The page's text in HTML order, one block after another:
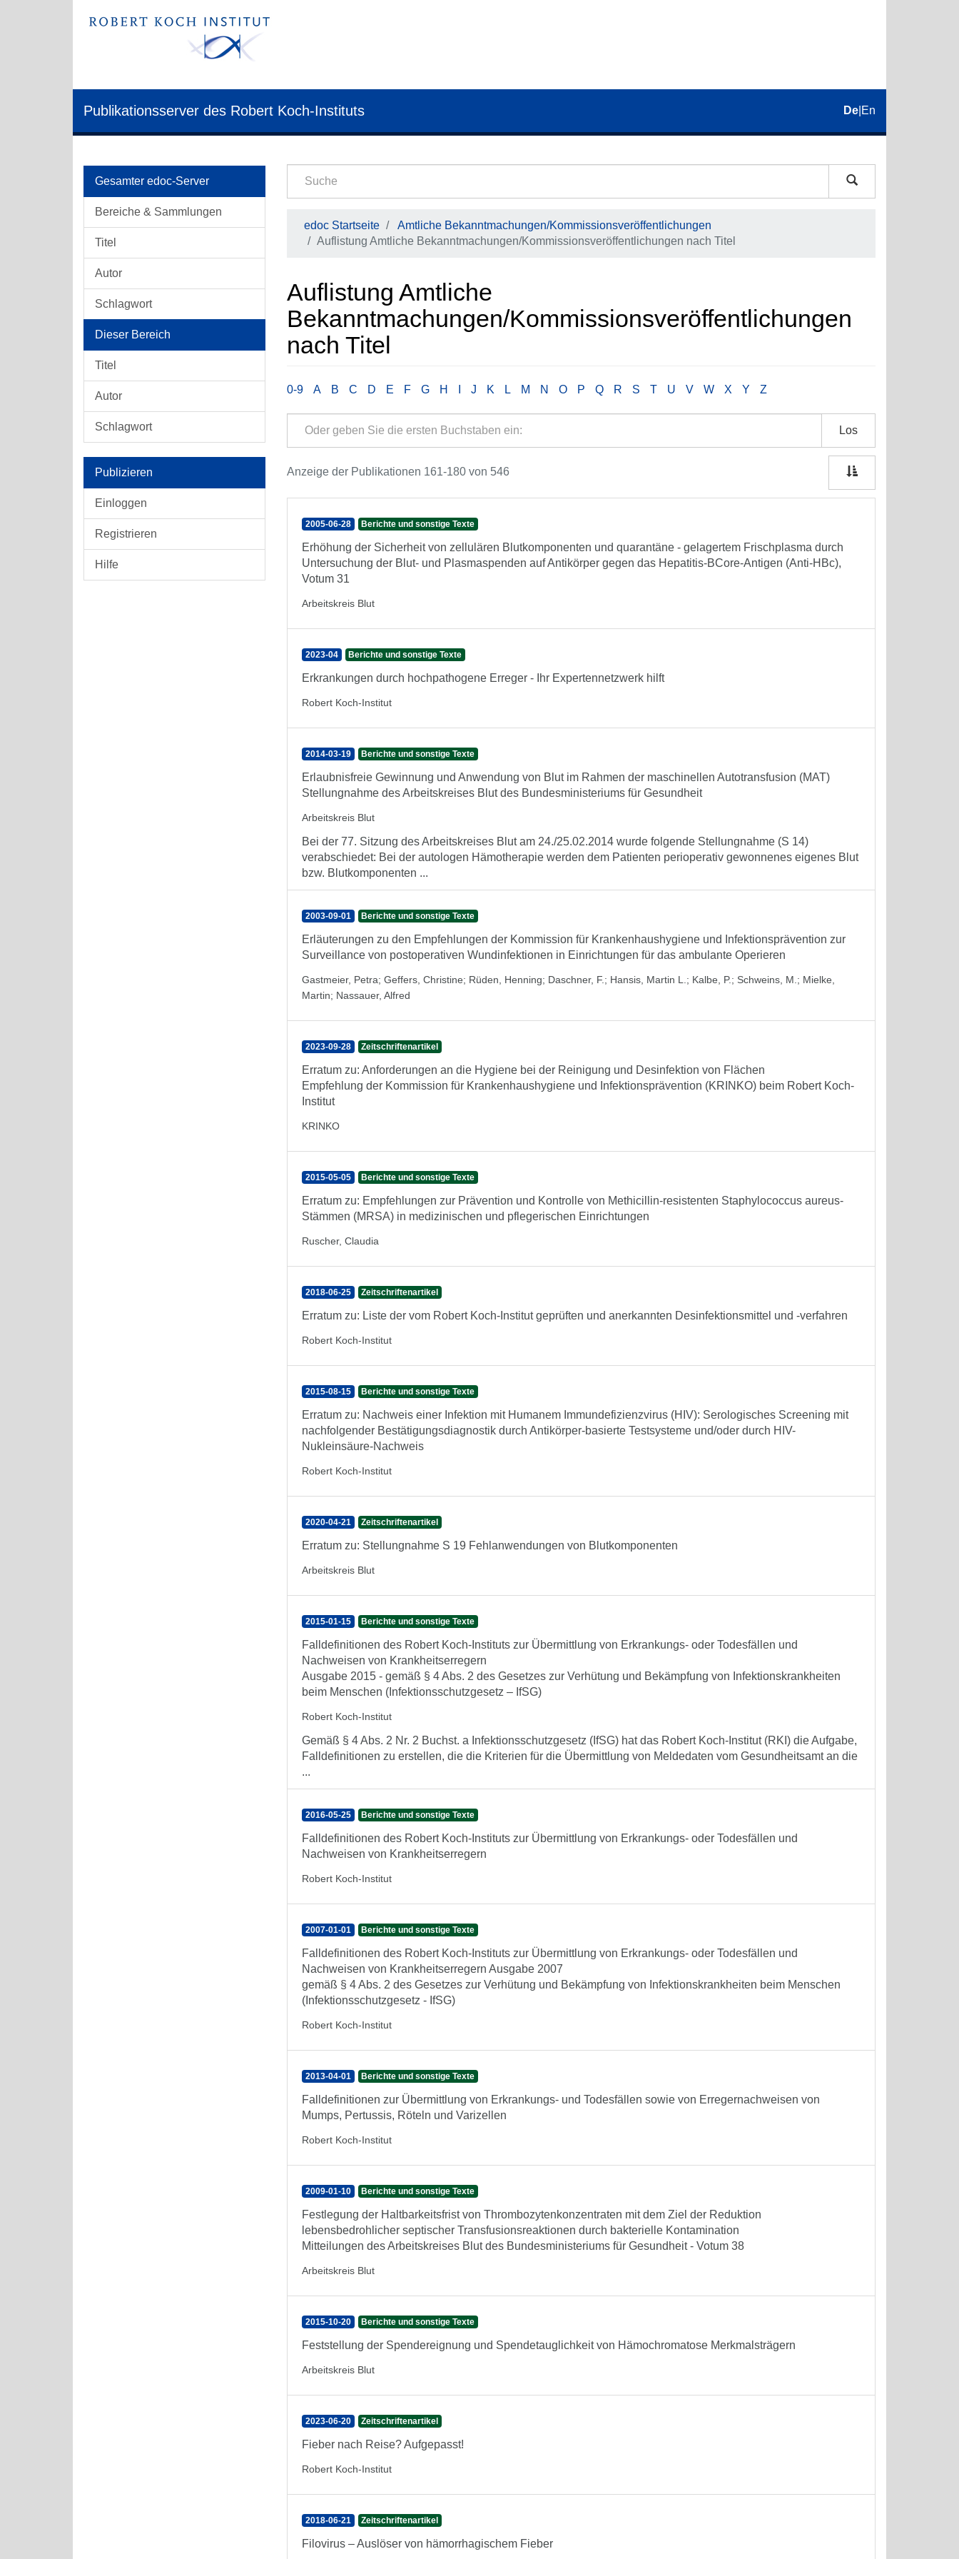
Publikationsserver des Robert Koch-Instituts De En
Gesamter edoc-Server
Bereiche & Sammlungen
Titel
Autor
Schlagwort
Dieser Bereich
Titel
Autor
Schlagwort
Publizieren
Einloggen
Registrieren
Hilfe
edoc Startseite
Amtliche Bekanntmachungen/Kommissionsveröffentlichungen
Auflistung Amtliche Bekanntmachungen/Kommissionsveröffentlichungen nach Titel
Auflistung Amtliche
Bekanntmachungen/Kommissionsveröffentlichungen
nach Titel
0-9 A B C D E F G H J K L M N O P Q R S T U V W X Y Z
Los
Anzeige der Publikationen 161-180 von 546
2005-06-28 Berichte und sonstige Texte
Erhöhung der Sicherheit von zellulären Blutkomponenten und quarantäne - gelagertem Frischplasma durch
Untersuchung der Blut- und Plasmaspenden auf Antikörper gegen das Hepatitis-BCore-Antigen (Anti-HBc),
Votum 31
Arbeitskreis Blut
2023-04 Berichte und sonstige Texte
Erkrankungen durch hochpathogene Erreger - Ihr Expertennetzwerk hilft
Robert Koch-Institut
2014-03-19 Berichte und sonstige Texte
Erlaubnisfreie Gewinnung und Anwendung von Blut im Rahmen der maschinellen Autotransfusion (MAT)
Stellungnahme des Arbeitskreises Blut des Bundesministeriums für Gesundheit
Arbeitskreis Blut
Bei der 77. Sitzung des Arbeitskreises Blut am 24./25.02.2014 wurde folgende Stellungnahme (S 14)
verabschiedet: Bei der autologen Hämotherapie werden dem Patienten perioperativ gewonnenes eigenes Blut
bzw. Blutkomponenten ...
2003-09-01 Berichte und sonstige Texte
Erläuterungen zu den Empfehlungen der Kommission für Krankenhaushygiene und Infektionsprävention zur
Surveillance von postoperativen Wundinfektionen in Einrichtungen für das ambulante Operieren
Gastmeier, Petra; Geffers, Christine; Rüden, Henning; Daschner, F. ; Hansis, Martin L. ; Kalbe, P.; Schweins, M. ; Mielke,
Martin; Nassauer, Alfred
2023-09-28 Zeitschriftenartikel
Erratum zu: Anforderungen an die Hygiene bei der Reinigung und Desinfektion von Flächen
Empfehlung der Kommission für Krankenhaushygiene und Infektionsprävention (KRINKO) beim Robert Koch-
Institut
KRINKO
2015-05-05 Berichte und sonstige Texte
Erratum zu: Empfehlungen zur Prävention und Kontrolle von Methicillin-resistenten Staphylococcus aureus-
Stämmen (MRSA) in medizinischen und pflegerischen Einrichtungen
Ruscher, Claudia
2018-06-25 Zeitschriftenartikel
Erratum zu: Liste der vom Robert Koch-Institut geprüften und anerkannten Desinfektionsmittel und -verfahren
Robert Koch-Institut
2015-08-15 Berichte und sonstige Texte
Erratum zu: Nachweis einer Infektion mit Humanem Immundefizienzvirus (HIV): Serologisches Screening mit
nachfolgender Bestätigungsdiagnostik durch Antikörper-basierte Testsysteme und/oder durch HIV-
Nukleinsäure-Nachweis
Robert Koch-Institut
2020-04-21 Zeitschriftenartikel
Erratum zu: Stellungnahme S 19 Fehlanwendungen von Blutkomponenten
Arbeitskreis Blut
2015-01-15 Berichte und sonstige Texte
Falldefinitionen des Robert Koch-Instituts zur Übermittlung von Erkrankungs- oder Todesfällen und
Nachweisen von Krankheitserregern
Ausgabe 2015 - gemäß § 4 Abs. 2 des Gesetzes zur Verhütung und Bekämpfung von Infektionskrankheiten
beim Menschen (Infektionsschutzgesetz – IfSG)
Robert Koch-Institut
Gemäß § 4 Abs. 2 Nr. 2 Buchst. a Infektionsschutzgesetz (IfSG) hat das Robert Koch-Institut (RKI) die Aufgabe,
Falldefinitionen zu erstellen, die die Kriterien für die Übermittlung von Meldedaten vom Gesundheitsamt an die
...
2016-05-25 Berichte und sonstige Texte
Falldefinitionen des Robert Koch-Instituts zur Übermittlung von Erkrankungs- oder Todesfällen und
Nachweisen von Krankheitserregern
Robert Koch-Institut
2007-01-01 Berichte und sonstige Texte
Falldefinitionen des Robert Koch-Instituts zur Übermittlung von Erkrankungs- oder Todesfällen und
Nachweisen von Krankheitserregern Ausgabe 2007
gemäß § 4 Abs. 2 des Gesetzes zur Verhütung und Bekämpfung von Infektionskrankheiten beim Menschen
(Infektionsschutzgesetz - IfSG)
Robert Koch-Institut
2013-04-01 Berichte und sonstige Texte
Falldefinitionen zur Übermittlung von Erkrankungs- und Todesfällen sowie von Erregernachweisen von
Mumps, Pertussis, Röteln und Varizellen
Robert Koch-Institut
2009-01-10 Berichte und sonstige Texte
Festlegung der Haltbarkeitsfrist von Thrombozytenkonzentraten mit dem Ziel der Reduktion
lebensbedrohlicher septischer Transfusionsreaktionen durch bakterielle Kontamination
Mitteilungen des Arbeitskreises Blut des Bundesministeriums für Gesundheit - Votum 38
Arbeitskreis Blut
2015-10-20 Berichte und sonstige Texte
Feststellung der Spendereignung und Spendetauglichkeit von Hämochromatose Merkmalsträgern
Arbeitskreis Blut
2023-06-20 Zeitschriftenartikel
Fieber nach Reise? Aufgepasst!
Robert Koch-Institut
2018-06-21 Zeitschriftenartikel
Filovirus – Auslöser von hämorrhagischem Fieber